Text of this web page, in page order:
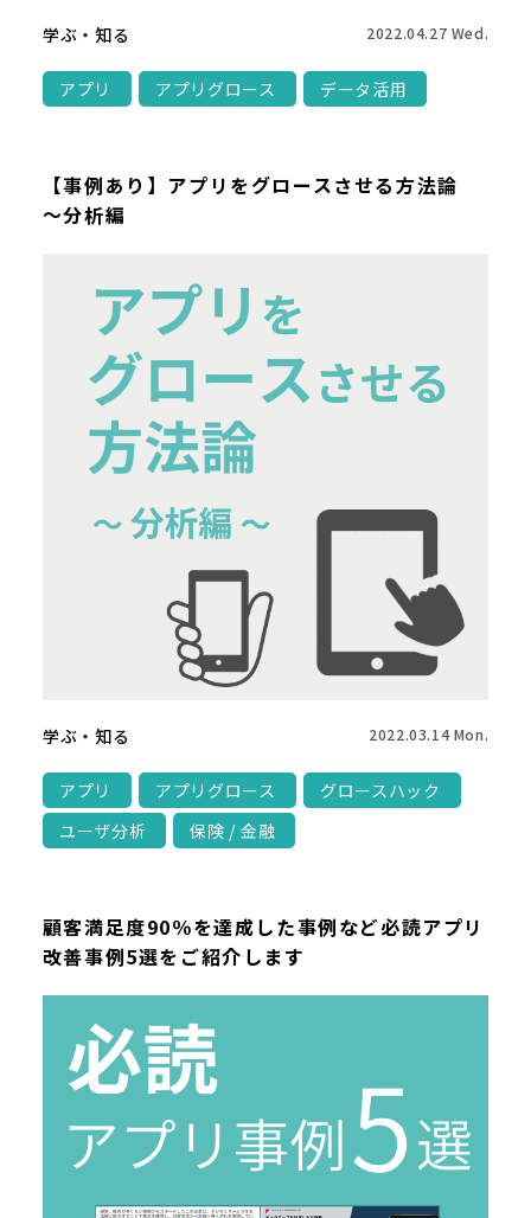
学ぶ・知る 2022.04.27 Wed.
アプリ アプリグロース データ活用
【事例あり】アプリをグロースさせる方法論
～分析編
学ぶ・知る 2022.03.14 Mon.
アプリ アプリグロース
グロースハック
ユーザ分析
保険 / 金融
顧客満足度90％を達成した事例など必読アプリ
改善事例5選をご紹介します